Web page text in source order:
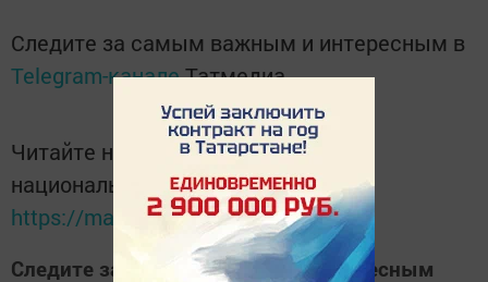
Следите за самым важным и интересным в
Telegram-каналеТатмедиа
Читайте новости Татарстана в
национальном мессенджере MАХ:
https://max.ru/tatmedia
Следите за самым важным и интересным